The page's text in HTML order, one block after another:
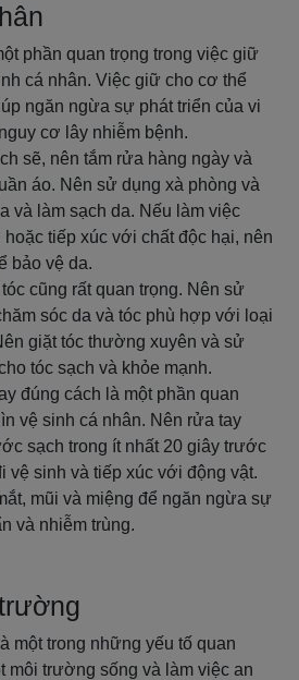
phần quan trọng trong việc giữ
cá nhân. Việc giữ cho cơ thể
ngăn ngừa sự phát triển của vi
cơ lây nhiễm bệnh.
sẽ, nên tắm rửa hàng ngày và
áo. Nên sử dụng xà phòng và
và làm sạch da. Nếu làm việc
tiếp xúc với chất độc hại, nên
bảo vệ da.
cũng rất quan trọng. Nên sử
sóc da và tóc phù hợp với loại
giặt tóc thường xuyên và sử
tóc sạch và khỏe mạnh.
đúng cách là một phần quan
vệ sinh cá nhân. Nên rửa tay
sạch trong ít nhất 20 giây trước
vệ sinh và tiếp xúc với động vật.
mũi và miệng để ngăn ngừa sự
và nhiễm trùng.
một trong những yếu tố quan
môi trường sống và làm việc an